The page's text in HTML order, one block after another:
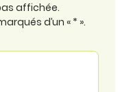
affichée.
d’un « * ».